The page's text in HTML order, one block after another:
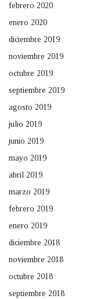
febrero 2020
enero 2020
diciembre 2019
noviembre 2019
octubre 2019
septiembre 2019
agosto 2019
julio 2019
junio 2019
mayo 2019
abril 2019
marzo 2019
febrero 2019
enero 2019
diciembre 2018
noviembre 2018
octubre 2018
septiembre 2018